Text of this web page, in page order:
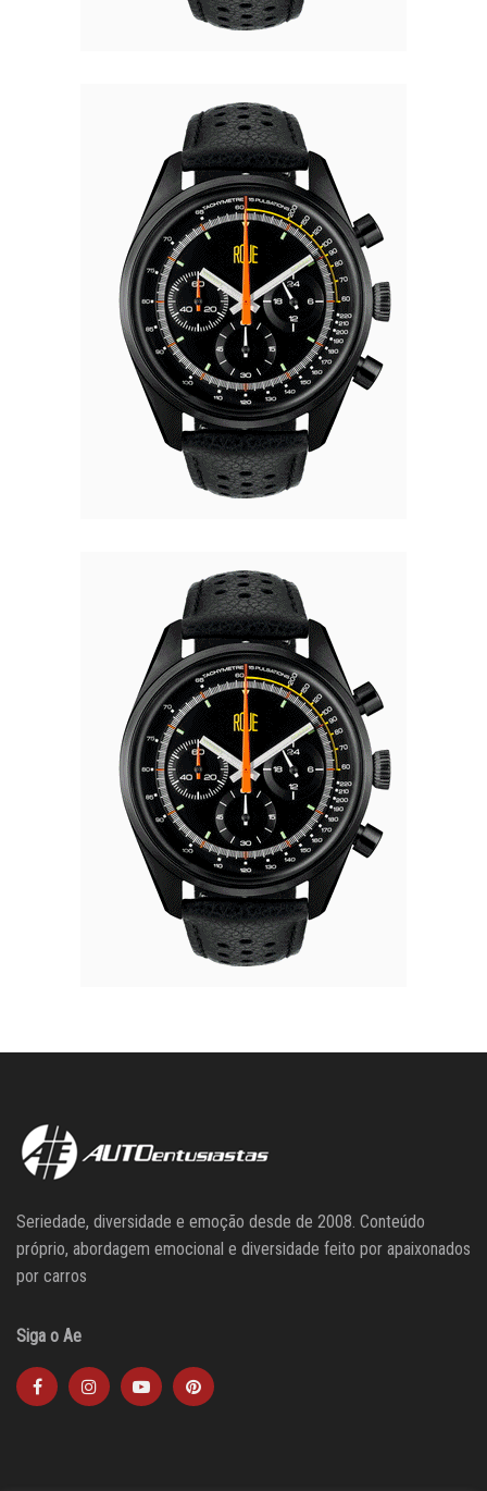
Seriedade, diversidade e emoção desde de 2008. Conteúdo
próprio, abordagem emocional e diversidade feito por apaixonados
por carros
Siga o Ae